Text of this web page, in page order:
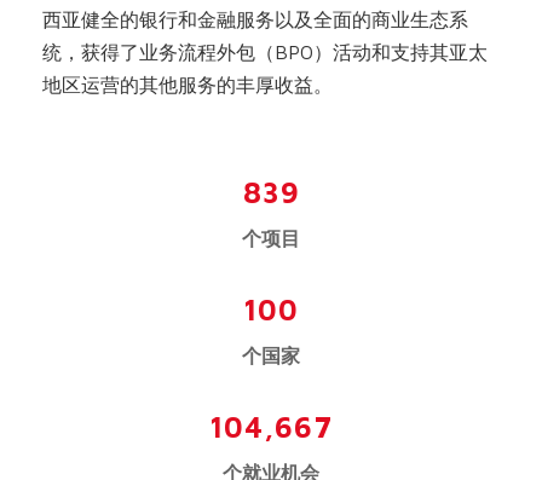
西亚健全的银行和金融服务以及全面的商业生态系
统，获得了业务流程外包（BPO）活动和支持其亚太
地区运营的其他服务的丰厚收益。
839
个项目
100
个国家
104,667
个就业机会